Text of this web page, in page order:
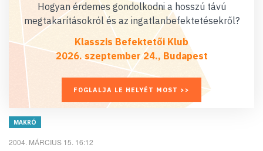
Hogyan érdemes gondolkodni a hosszú távú
megtakarításokról és az ingatlanbefektetésekről?
Klasszis Befektetői Klub
2026. szeptember 24., Budapest
FOGLALJA LE HELYÉT MOST >>
MAKRÓ
2004. MÁRCIUS 15. 16:12